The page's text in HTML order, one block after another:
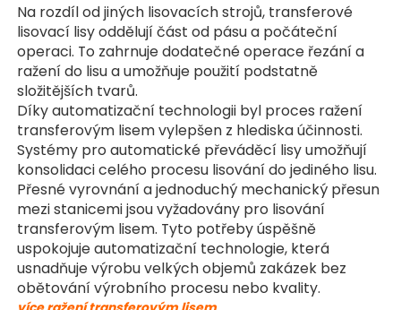
Na rozdíl od jiných lisovacích strojů, transferové
lisovací lisy oddělují část od pásu a počáteční
operaci. To zahrnuje dodatečné operace řezání a
ražení do lisu a umožňuje použití podstatně
složitějších tvarů.
Díky automatizační technologii byl proces ražení
transferovým lisem vylepšen z hlediska účinnosti.
Systémy pro automatické převáděcí lisy umožňují
konsolidaci celého procesu lisování do jediného lisu.
Přesné vyrovnání a jednoduchý mechanický přesun
mezi stanicemi jsou vyžadovány pro lisování
transferovým lisem. Tyto potřeby úspěšně
uspokojuje automatizační technologie, která
usnadňuje výrobu velkých objemů zakázek bez
obětování výrobního procesu nebo kvality.